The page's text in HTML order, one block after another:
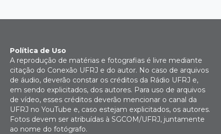
Política de Uso
A reprodução de matérias e fotografias é livre mediante
citação do Conexão UFRJ e do autor. No caso de arquivos
de áudio, deverão constar os créditos da Rádio UFRJ e,
em sendo explicitados, dos autores. Para uso de arquivos
de vídeo, esses créditos deverão mencionar o canal da
UFRJ no YouTube e, caso estejam explicitados, os autores.
Fotos devem ser atribuídas à SGCOM/UFRJ, juntamente
ao nome do fotógrafo.